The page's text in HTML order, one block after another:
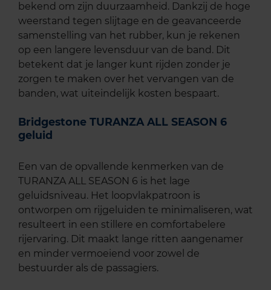
bekend om zijn duurzaamheid. Dankzij de hoge
weerstand tegen slijtage en de geavanceerde
samenstelling van het rubber, kun je rekenen
op een langere levensduur van de band. Dit
betekent dat je langer kunt rijden zonder je
zorgen te maken over het vervangen van de
banden, wat uiteindelijk kosten bespaart.
Bridgestone TURANZA ALL SEASON 6
geluid
Een van de opvallende kenmerken van de
TURANZA ALL SEASON 6 is het lage
geluidsniveau. Het loopvlakpatroon is
ontworpen om rijgeluiden te minimaliseren, wat
resulteert in een stillere en comfortabelere
rijervaring. Dit maakt lange ritten aangenamer
en minder vermoeiend voor zowel de
bestuurder als de passagiers.